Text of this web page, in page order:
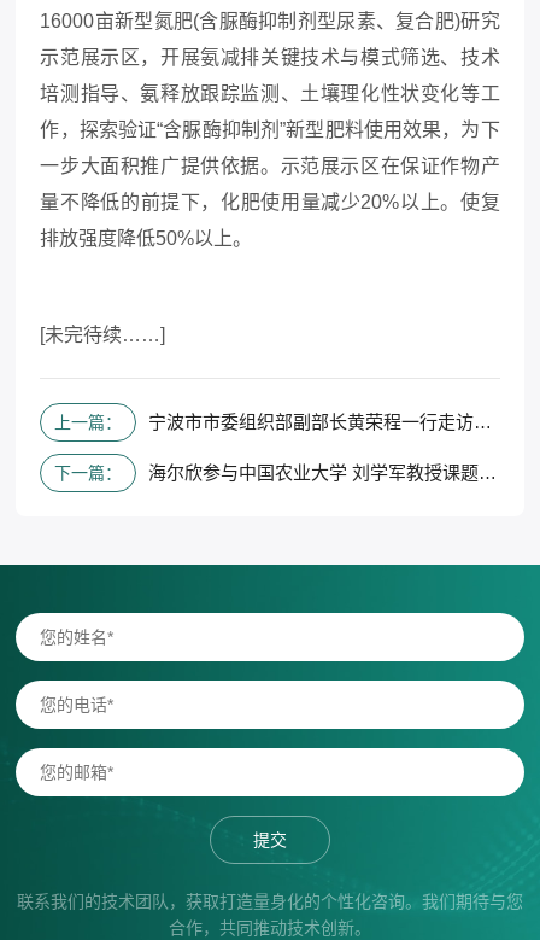
16000亩新型氮肥(含脲酶抑制剂型尿素、复合肥)研究
示范展示区，开展氨减排关键技术与模式筛选、技术
培测指导、氨释放跟踪监测、土壤理化性状变化等工
作，探索验证“含脲酶抑制剂”新型肥料使用效果，为下
一步大面积推广提供依据。示范展示区在保证作物产
量不降低的前提下，化肥使用量减少20%以上。使复
排放强度降低50%以上。
[未完待续……]
上一篇： 宁波市市委组织部副部长黄荣程一行走访海尔欣指导工作
下一篇： 海尔欣参与中国农业大学 刘学军教授课题研究项目 下篇
提交
联系我们的技术团队，获取打造量身化的个性化咨询。我们期待与您
合作，共同推动技术创新。